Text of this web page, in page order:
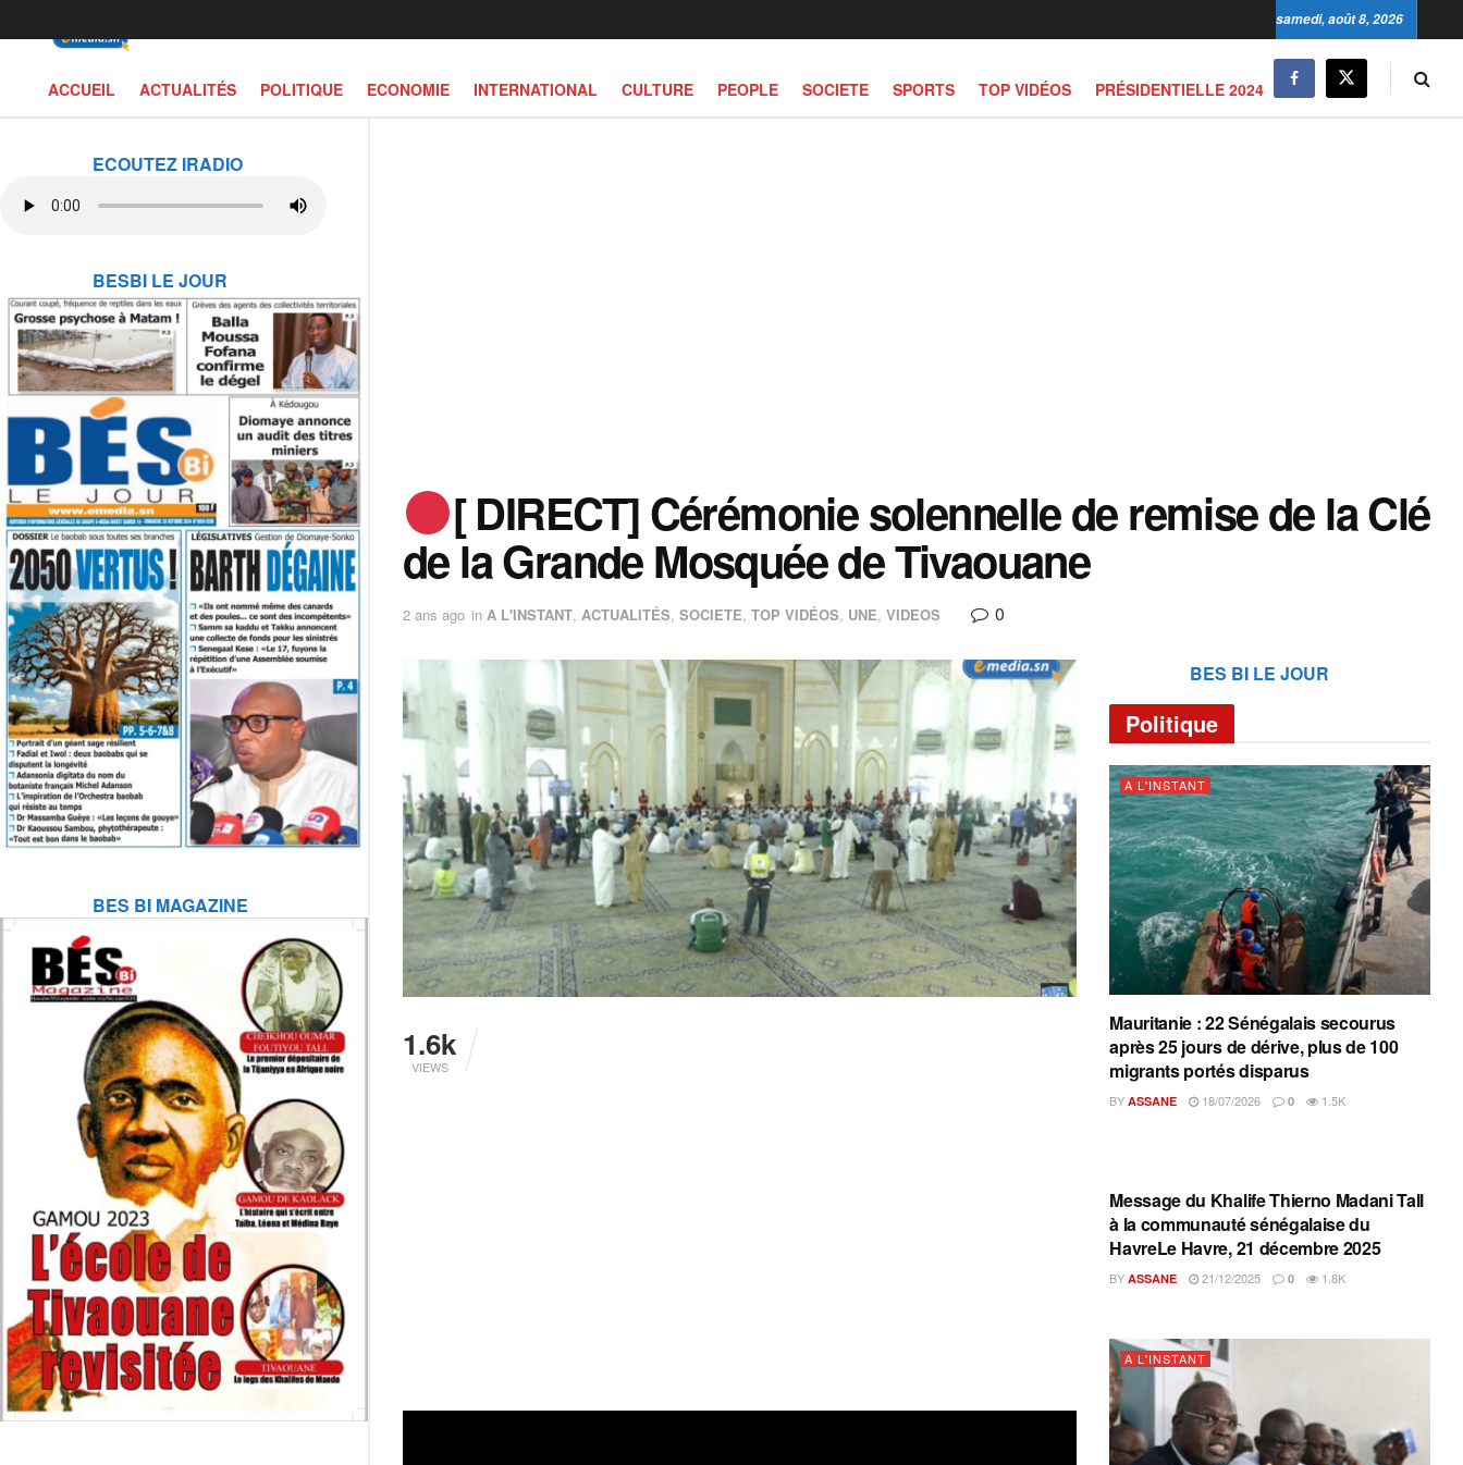
ECOUTEZ IRADIO
BESBI LE JOUR
BES BI MAGAZINE
samedi, août 8, 2026
ACCUEIL ACTUALITÉS POLITIQUE ECONOMIE INTERNATIONAL CULTURE PEOPLE SOCIETE SPORTS TOP VIDÉOS PRÉSIDENTIELLE 2024
[ DIRECT] Cérémonie solennelle de remise de la Clé
de la Grande Mosquée de Tivaouane
2 ans ago in A L'INSTANT, ACTUALITÉS, SOCIETE, TOP VIDÉOS, UNE, VIDEOS 0
1.6k
VIEWS
BES BI LE JOUR
Politique
A L'INSTANT
Mauritanie : 22 Sénégalais secourus
après 25 jours de dérive, plus de 100
migrants portés disparus
BY ASSANE 18/07/2026 0 1.5K
A L'INSTANT
Message du Khalife Thierno Madani Tall
à la communauté sénégalaise du
HavreLe Havre, 21 décembre 2025
BY ASSANE 21/12/2025 0 1.8K
A L'INSTANT